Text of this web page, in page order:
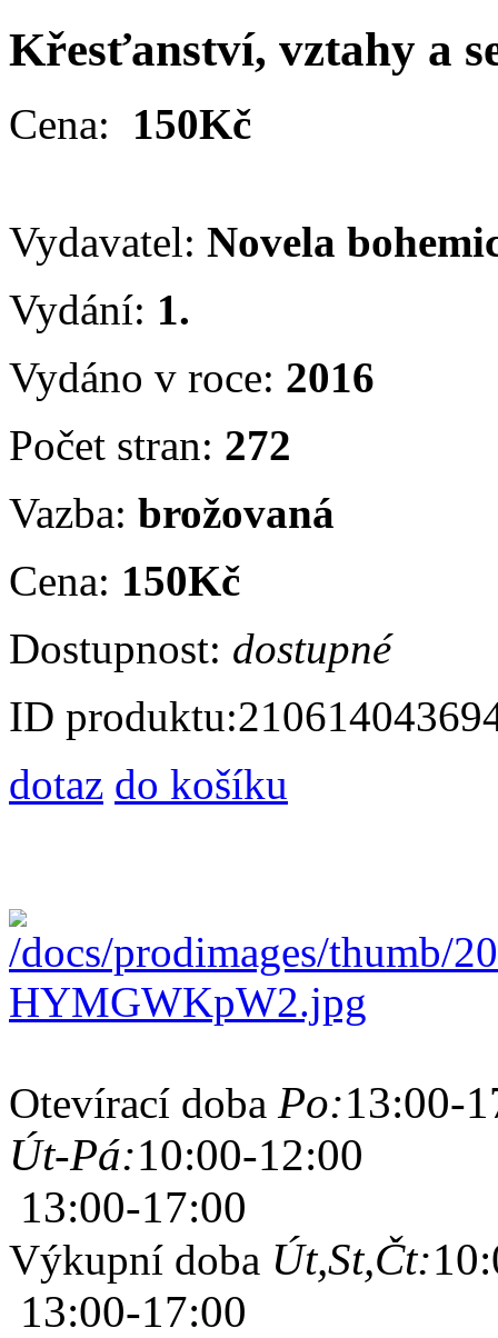
Křesťanství, vztahy a
Cena: 150Kč
Vydavatel: Novela
Vydání: 1.
Vydáno v roce: 2016
Počet stran: 272
Vazba: brožovaná
Cena: 150Kč
Dostupnost: dostupné
ID produktu:
dotaz do košíku
Otevírací doba Po:13:00-
Út-Pá:10:00-12:00
13:00-17:00
Výkupní doba Út,St,Čt:
13:00-17:00